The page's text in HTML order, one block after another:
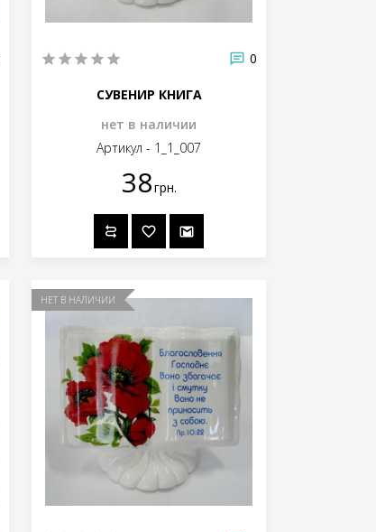
0
СУВЕНИР КНИГА
нет в наличии
Артикул - 1_1_007
38грн.
НЕТ В НАЛИЧИИ